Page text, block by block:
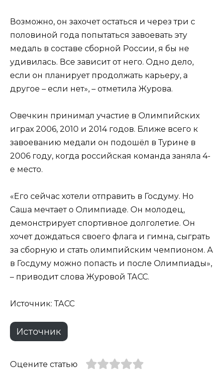
Возможно, он захочет остаться и через три с
половиной года попытаться завоевать эту
медаль в составе сборной России, я бы не
удивилась. Все зависит от него. Одно дело,
если он планирует продолжать карьеру, а
другое – если нет», – отметила Журова.
Овечкин принимал участие в Олимпийских
играх 2006, 2010 и 2014 годов. Ближе всего к
завоеванию медали он подошёл в Турине в
2006 году, когда российская команда заняла 4-
е место.
«Его сейчас хотели отправить в Госдуму. Но
Саша мечтает о Олимпиаде. Он молодец,
демонстрирует спортивное долголетие. Он
хочет дождаться своего флага и гимна, сыграть
за сборную и стать олимпийским чемпионом. А
в Госдуму можно попасть и после Олимпиады»,
– приводит слова Журовой ТАСС.
Источник: ТАСС
Источник
Оцените статью